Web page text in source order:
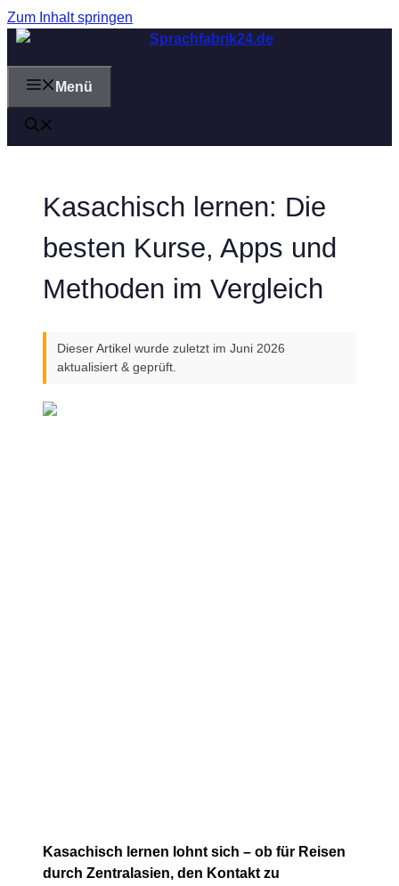
Zum Inhalt springen
Menü
Kasachisch lernen: Die
besten Kurse, Apps und
Methoden im Vergleich
Dieser Artikel wurde zuletzt im Juni 2026
aktualisiert & geprüft.
Kasachisch lernen lohnt sich – ob für Reisen
durch Zentralasien, den Kontakt zu